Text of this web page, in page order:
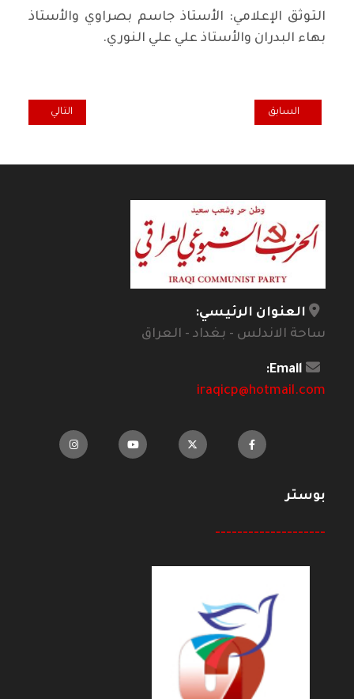
التوثق الإعلامي: الأستاذ جاسم بصراوي والأستاذ
بهاء البدران والأستاذ علي علي النوري.
المقال السابق: حمد شهاب الأنباري، إضاءاتٌ في النفس البشريّة
السابق المقال التالي:
التالي
العنوان الرئيسي:
ساحة الاندلس - بغداد - العراق
Email:
iraqicp@hotmail.com
بوستر
--------------------